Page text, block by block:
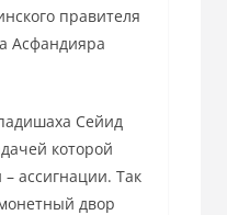
правителя
Асфандияра
Сейид
которой
ассигнации. Так
двор